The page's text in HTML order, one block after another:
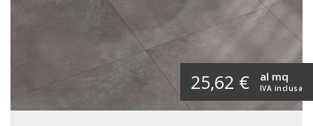
25,62 € IVA inclusa
al mq